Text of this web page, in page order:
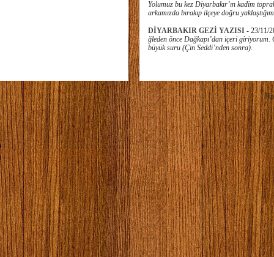
Yolumuz bu kez Diyarbakır’ın kadim
arkamızda bırakıp ilçeye doğru
DİYARBAKIR GEZİ YAZISI - 23/11/
ğleden önce Dağkapı’dan içeri giriyorum.
büyük suru (Çin Seddi’nden sonra).